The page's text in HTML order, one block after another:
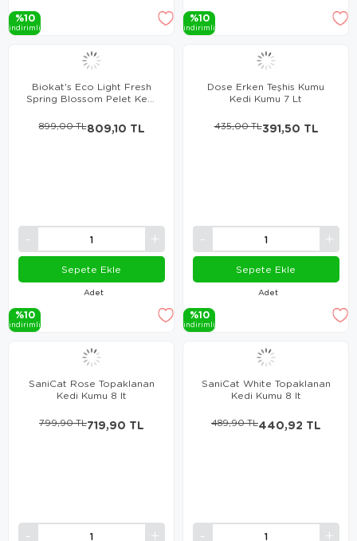
%10
i̇ndi̇ri̇mli̇
%10
i̇ndi̇ri̇mli̇
Biokat's Eco Light Fresh
Spring Blossom Pelet Kedi
Adet
809,10 TL
899,00 TL
Sepete Ekle
%10
i̇ndi̇ri̇mli̇
Dose Erken Teşhis Kumu
Kedi Kumu 7 Lt
Adet
391,50 TL
435,00 TL
Sepete Ekle
%10
i̇ndi̇ri̇mli̇
SaniCat Rose Topaklanan
Kedi Kumu 8 lt
719,90 TL
799,90 TL
SaniCat White Topaklanan
Kedi Kumu 8 lt
440,92 TL
489,90 TL